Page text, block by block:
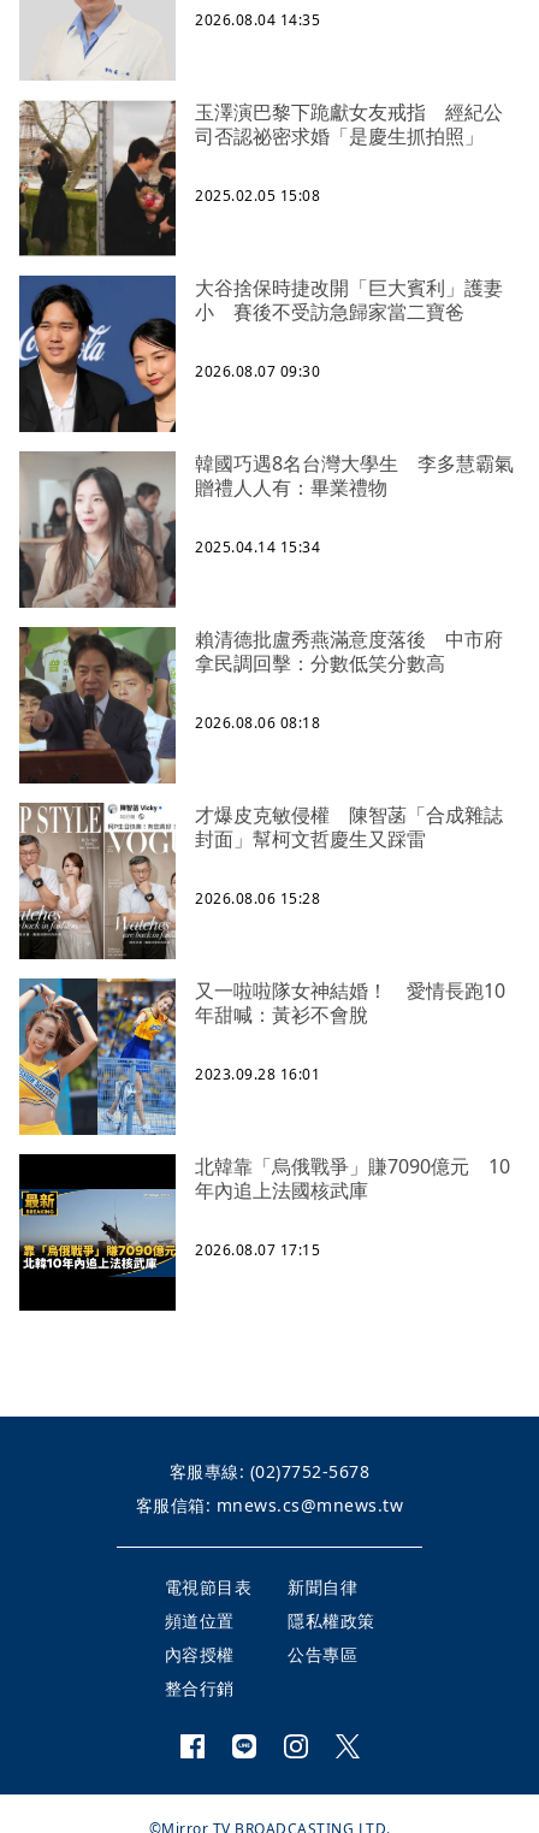
2026.08.04 14:35
玉澤演巴黎下跪獻女友戒指 經紀公
司否認祕密求婚「是慶生抓拍照」
2025.02.05 15:08
大谷捨保時捷改開「巨大賓利」護妻
小 賽後不受訪急歸家當二寶爸
2026.08.07 09:30
韓國巧遇8名台灣大學生 李多慧霸氣
贈禮人人有：畢業禮物
2025.04.14 15:34
賴清德批盧秀燕滿意度落後 中市府
拿民調回擊：分數低笑分數高
2026.08.06 08:18
才爆皮克敏侵權 陳智菡「合成雜誌
封面」幫柯文哲慶生又踩雷
2026.08.06 15:28
又一啦啦隊女神結婚！ 愛情長跑10
年甜喊：黃衫不會脫
2023.09.28 16:01
北韓靠「烏俄戰爭」賺7090億元 10
年內追上法國核武庫
2026.08.07 17:15
客服專線: (02)7752-5678
客服信箱: mnews.cs@mnews.tw
電視節目表
新聞自律
頻道位置
隱私權政策
內容授權
公告專區
整合行銷
©Mirror TV BROADCASTING LTD.